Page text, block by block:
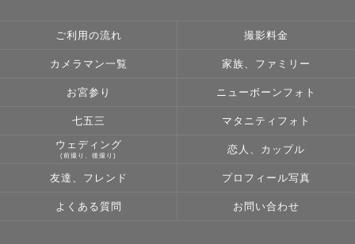
ご利用の流れ 撮影料金
カメラマン一覧 家族、ファミリー
お宮参り ニューボーンフォト
七五三 マタニティフォト
ウェディング
(前撮り、後撮り)
恋人、カップル
友達、フレンド プロフィール写真
よくある質問 お問い合わせ